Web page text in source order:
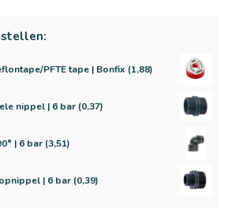
PFTE tape | Bonfix (1,88)
nippel | 6 bar (0,37)
| 6 bar (3,51)
| 6 bar (0,39)